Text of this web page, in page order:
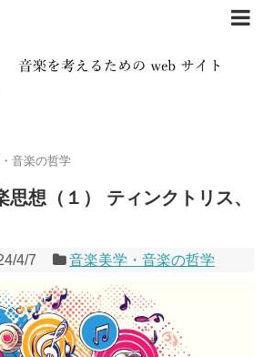
音楽の哲学
想（１） ティンクトリス、
4/7 音楽美学・音楽の哲学